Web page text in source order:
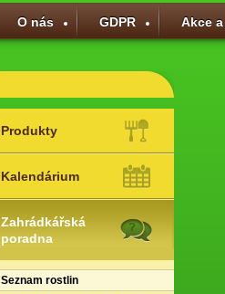
O nás GDPR Akce
Produkty
Kalendárium
Zahrádkářská
poradna
Seznam rostlin